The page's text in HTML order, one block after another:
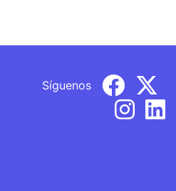
Síguenos